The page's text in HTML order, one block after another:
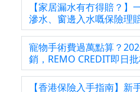
【家居漏水有冇得賠？
滲水、窗邊入水嘅保險理
寵物手術費過萬點算？
銷，REMO CREDIT即日
【香港保險入手指南】